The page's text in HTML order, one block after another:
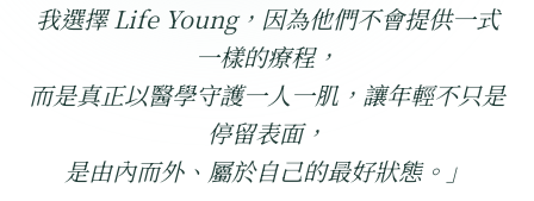
我選擇 Life Young，因為他們不會提供一式
一樣的療程，
而是真正以醫學守護一人一肌，讓年輕不只是
停留表面，
是由內而外、屬於自己的最好狀態。 」